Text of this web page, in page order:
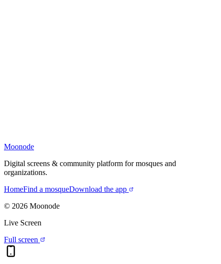
Moonode
Digital screens & community platform for mosques and
organizations.
HomeFind a mosqueDownload the app
© 2026 Moonode
Live Screen
Full screen